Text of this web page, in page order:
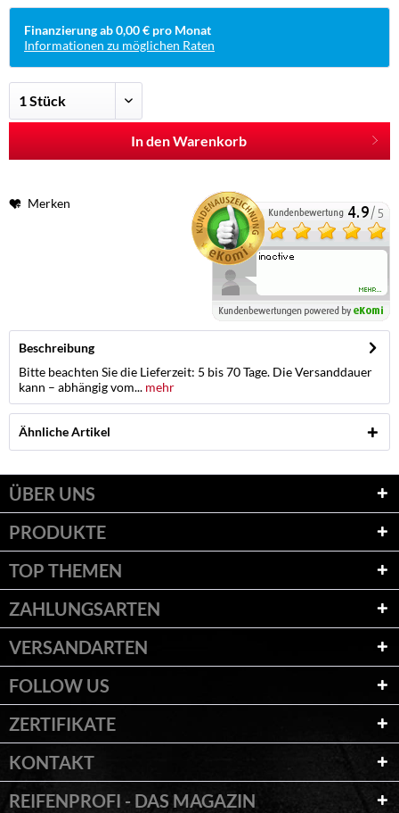
Finanzierung ab 0,00 € pro Monat
Informationen zu möglichen Raten
In den Warenkorb
Merken
Beschreibung
Bitte beachten Sie die Lieferzeit: 5 bis 70 Tage. Die Versanddauer
kann – abhängig vom... mehr
Ähnliche Artikel
ÜBER UNS
PRODUKTE
TOP THEMEN
ZAHLUNGSARTEN
VERSANDARTEN
FOLLOW US
ZERTIFIKATE
KONTAKT
REIFENPROFI - DAS MAGAZIN